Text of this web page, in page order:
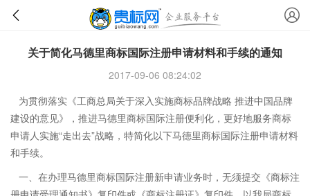
关于简化马德里商标国际注册申请材料和手续的通知
2017-09-06 08:24:02
为贯彻落实《工商总局关于深入实施商标品牌战略 推进中国品牌
建设的意见》，推进马德里商标国际注册便利化，更好地服务商标
申请人实施“走出去”战略，特简化以下马德里商标国际注册申请材料
和手续。
一、在办理马德里商标国际注册新申请业务时，无须提交《商标注